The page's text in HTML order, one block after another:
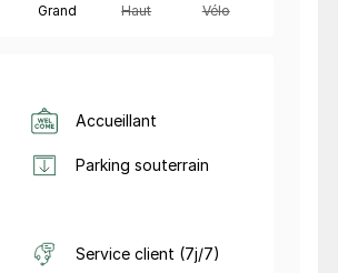
Grand Haut Vélo
Accueillant
Parking souterrain
Service client (7j/7)